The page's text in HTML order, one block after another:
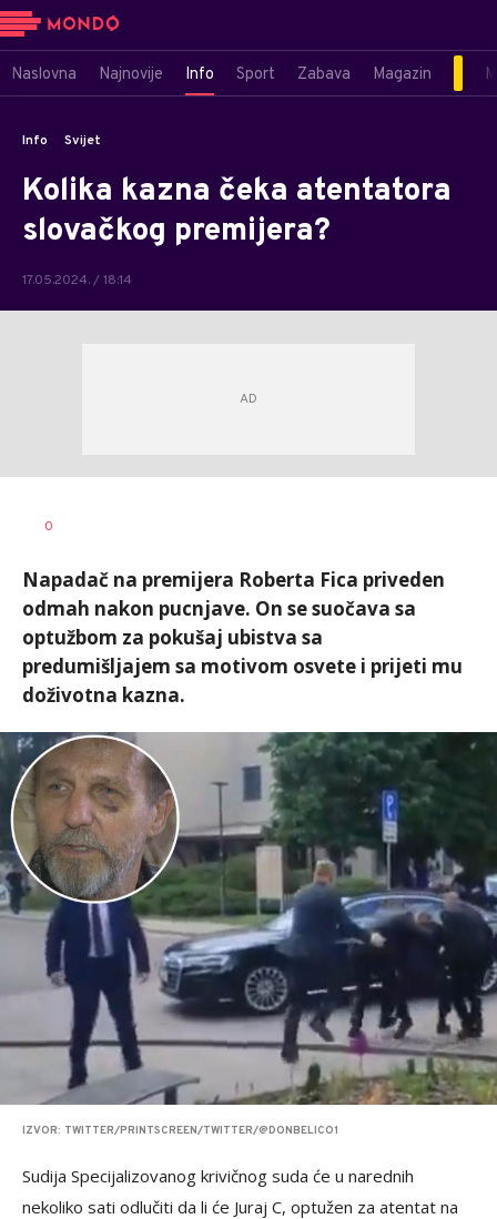
Naslovna Najnovije Info Sport Zabava Magazin
Info Svijet
Kolika kazna čeka atentatora
slovačkog premijera?
17.05.2024. / 18:14
AUTOR
0
Napadač na premijera Roberta Fica priveden
odmah nakon pucnjave. On se suočava sa
optužbom za pokušaj ubistva sa
predumišljajem sa motivom osvete i prijeti mu
doživotna kazna.
IZVOR: TWITTER/PRINTSCREEN/TWITTER/@DONBELICO1
Sudija Specijalizovanog krivičnog suda će u narednih
nekoliko sati odlučiti da li će Juraj C, optužen za atentat na